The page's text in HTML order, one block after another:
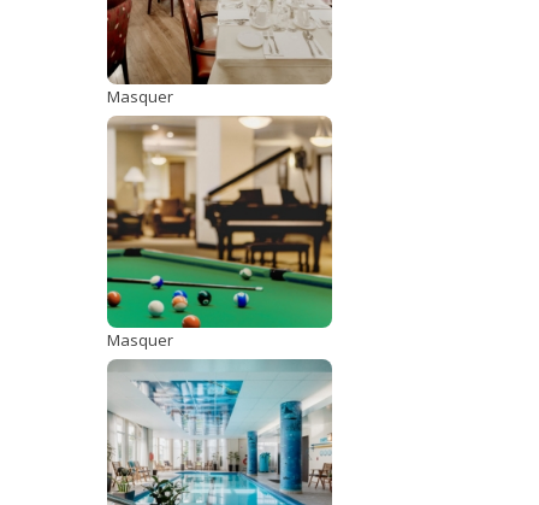
Masquer
Masquer